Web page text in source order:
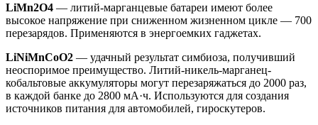
LiMn2O4 — литий-марганцевые батареи имеют более
высокое напряжение при сниженном жизненном цикле — 700
перезарядов. Применяются в энергоемких гаджетах.
LiNiMnCoO2 — удачный результат симбиоза, получивший
неоспоримое преимущество. Литий-никель-марганец-
кобальтовые аккумуляторы могут перезаряжаться до 2000 раз,
в каждой банке до 2800 мА·ч. Используются для создания
источников питания для автомобилей, гироскутеров.